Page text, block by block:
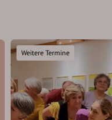
Weitere Termine